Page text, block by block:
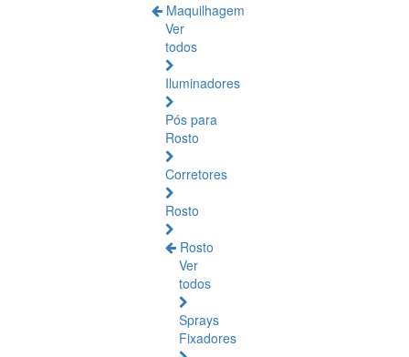
Maquilhagem
Ver
todos
Iluminadores
Pós para
Rosto
Corretores
Rosto
Rosto
Ver
todos
Sprays
Fixadores